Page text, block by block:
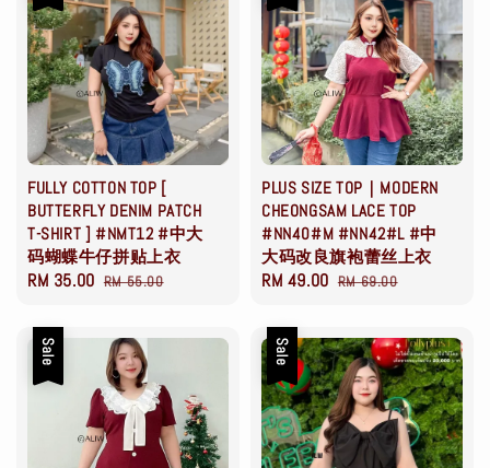
FULLY COTTON TOP [
BUTTERFLY DENIM PATCH
T-SHIRT ] #NMT12 #中大
码蝴蝶牛仔拼贴上衣
Sale
RM 35.00 Regular
RM 55.00
PLUS SIZE TOP｜MODERN
CHEONGSAM LACE TOP
#NN40#M #NN42#L #中
大码改良旗袍蕾丝上衣
Sale
RM 49.00 Regular
RM 69.00
Sale Sale